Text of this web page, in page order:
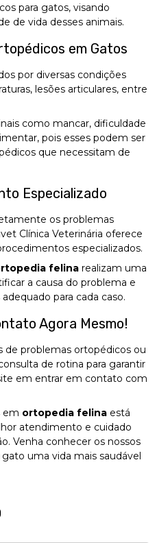
para gatos, visando
de vida desses animais.
em Gatos
por diversas condições
lesões articulares, entre
como mancar, dificuldade
pois esses podem ser
que necessitam de
Especializado
os problemas
Clínica Veterinária oferece
especializados.
felina realizam uma
a causa do problema e
para cada caso.
Agora Mesmo!
de problemas ortopédicos ou
de rotina para garantir
em entrar em contato com
em ortopedia felina está
atendimento e cuidado
Venha conhecer os nossos
uma vida mais saudável